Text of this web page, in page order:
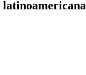
latinoamericana